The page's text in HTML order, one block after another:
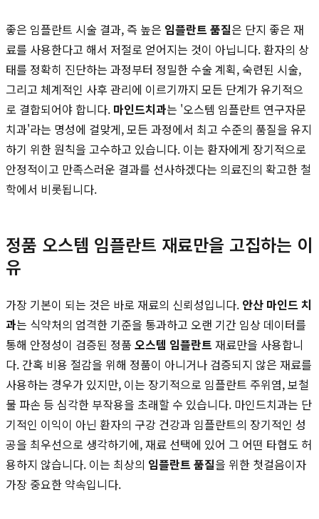
좋은 임플란트 시술 결과, 즉 높은 임플란트 품질은 단지 좋은 재
료를 사용한다고 해서 저절로 얻어지는 것이 아닙니다. 환자의 상
태를 정확히 진단하는 과정부터 정밀한 수술 계획, 숙련된 시술,
그리고 체계적인 사후 관리에 이르기까지 모든 단계가 유기적으
로 결합되어야 합니다. 마인드치과는 '오스템 임플란트 연구자문
치과'라는 명성에 걸맞게, 모든 과정에서 최고 수준의 품질을 유지
하기 위한 원칙을 고수하고 있습니다. 이는 환자에게 장기적으로
안정적이고 만족스러운 결과를 선사하겠다는 의료진의 확고한 철
학에서 비롯됩니다.
정품 오스템 임플란트 재료만을 고집하는 이
유
가장 기본이 되는 것은 바로 재료의 신뢰성입니다. 안산 마인드 치
과는 식약처의 엄격한 기준을 통과하고 오랜 기간 임상 데이터를
통해 안정성이 검증된 정품 오스템 임플란트 재료만을 사용합니
다. 간혹 비용 절감을 위해 정품이 아니거나 검증되지 않은 재료를
사용하는 경우가 있지만, 이는 장기적으로 임플란트 주위염, 보철
물 파손 등 심각한 부작용을 초래할 수 있습니다. 마인드치과는 단
기적인 이익이 아닌 환자의 구강 건강과 임플란트의 장기적인 성
공을 최우선으로 생각하기에, 재료 선택에 있어 그 어떤 타협도 허
용하지 않습니다. 이는 최상의 임플란트 품질을 위한 첫걸음이자
가장 중요한 약속입니다.